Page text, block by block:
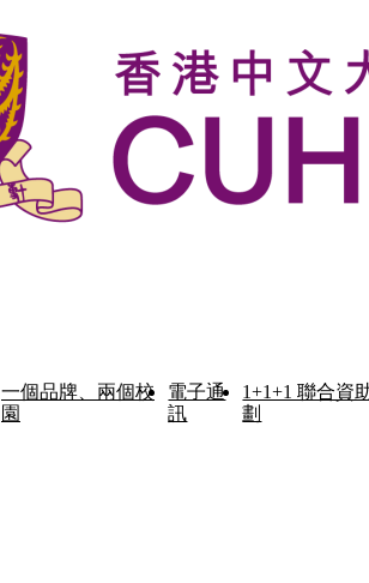
一個品牌、兩個校
園
電子通
訊
1+1+1 聯合資
劃